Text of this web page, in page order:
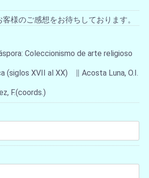
様のご感想をお待ちしております。
Coleccionismo de arte religioso
(siglos XVII al XX) ∥ Acosta Luna, O.I.
F.(coords.)